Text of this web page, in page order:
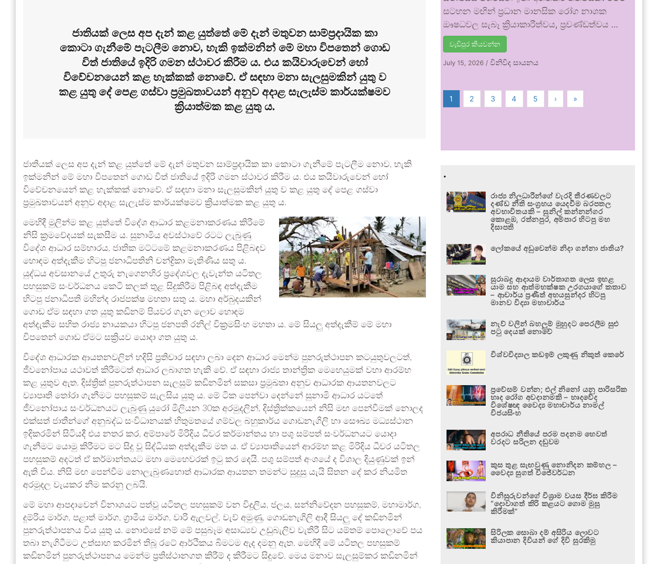
ජාතියක් ලෙස අප දැන් කළ යුත්තේ මේ දැන් මතුවන සාම්ප්‍රදායික කා
කොටා ගැනීමේ පැටලීම නොව, හැකි ඉක්මනින් මේ මහා විපතෙන් ගොඩ
විත් ජාතියේ ඉදිරි ගමන ස්ථාවර කිරීම ය. එය කයිවාරුවෙන් හෝ
විවේචනයෙන් කළ හැක්කක් නොවේ. ඒ සඳහා මනා සැලසුමකින් යුතු ව
කළ යුතු දේ පෙළ ගස්වා ප්‍රමුඛතාවයන් අනුව අදාළ සැලැස්ම කාර්යක්ෂමව
ක්‍රියාත්මක කළ යුතු ය.
ජාතියක් ලෙස අප දැන් කළ යුත්තේ මේ දැන් මතුවන සාම්ප්‍රදායික කා කොටා ගැනීමේ පැටලීම නොව, හැකි
ඉක්මනින් මේ මහා විපතෙන් ගොඩ විත් ජාතියේ ඉදිරි ගමන ස්ථාවර කිරීම ය. එය කයිවාරුවෙන් හෝ
විවේචනයෙන් කළ හැක්කක් නොවේ. ඒ සඳහා මනා සැලසුමකින් යුතු ව කළ යුතු දේ පෙළ ගස්වා
ප්‍රමුඛතාවයන් අනුව අදාළ සැලැස්ම කාර්යක්ෂමව ක්‍රියාත්මක කළ යුතු ය.
මෙහිදී මුලින්ම කළ යුත්තේ විදේශ ආධාර කළමනාකරණය කිරීමේ
නිසි ක්‍රමවේදයක් සැකසීම ය. සුනාමිය අවස්ථාවේ රටට ලැබුණු
විදේශ ආධාර සම්භාරය, ජාතික මට්ටමේ කළමනාකරණය පිළිබඳව
හොඳම අත්දැකීම හිටපු ජනාධිපතිනි චන්ද්‍රිකා මැතිණිය සතු ය.
යුද්ධය අවසානයේ උතුරු නැගෙනහිර ප්‍රදේශවල දැවැන්ත යටිතල
පහසුකම් සංවර්ධනය කෙටි කලක් තුළ සිදුකිරීම පිළිබඳ අත්දැකීම
හිටපු ජනාධිපති මහින්ද රාජපක්ෂ මහතා සතු ය. මහා අර්බුදයකින්
ගොඩ ඒම සඳහා ගත යුතු කඩිනම් පියවර ගැන ලොව හොඳම
අත්දැකීම සහිත රාජ්‍ය නායකයා හිටපු ජනපති රනිල් වික්‍රමසිංහ මහතා ය. මේ සියලු අත්දැකීම් මේ මහා
විපතෙන් ගොඩ ඒමට සක්‍රියව යොදා ගත යුතු ය.
විදේශ ආධාරක ආයතනවලින් හදිසි ප්‍රතිචාර සඳහා ලබා දෙන ආධාර මෙන්ම පුනරුත්ථාපන කටයුතුවලටත්,
ජීවනෝපාය යථාවත් කිරීමටත් ආධාර ලබාගත හැකි වේ. ඒ සඳහා රාජ්‍ය තාන්ත්‍රික මෙහෙයුමක් වහා ආරම්භ
කළ යුතුව ඇත. දිස්ත්‍රික් පුනරුත්ථාපන සැලසුම් කඩිනමින් සකසා ප්‍රමුඛතා අනුව ආධාරක ආයතනවලට
ව්‍යාපෘති තෝරා ගැනීමට පහසුකම් සැලසිය යුතු ය. මේ ටික පෙන්වා දෙන්නේ සුනාමි ආධාර යටතේ
ජීවනෝපාය සංවර්ධනයට ලැබුණු යුරෝ මිලියන 30ක අරමුදලින්, දිස්ත්‍රික්කයෙන් නිසි මඟ පෙන්වීමක් නොලද
එක්සත් ජාතීන්ගේ අනුබද්ධ සංවිධානයක් හිතුමතයේ ගම්වල බහුකාර්ය ගොඩනැගිලි හා සෞඛ්‍ය මධ්‍යස්ථාන
ඉදිකරමින් සිටියදී එය නතර කර, අම්පාරේ මිරිදිය ධීවර කර්මාන්තය හා පශු සම්පත් සංවර්ධනයට යොදා
ගැනීමට යොමු කිරීමට මට සිදු වූ සිද්ධියක අත්දැකීම මත ය. ඒ ව්‍යාපෘතියෙන් ආරම්භ කළ මිරිදිය ධීවර යටිතල
පහසුකම් අදටත් ඒ කර්මාන්තයට මහා මෙහෙවරක් ඉටු කර දෙයි. පශු සම්පත් අංශයේ ද විශාල දියුණුවක් ඉන්
ඇති විය. නිසි මඟ පෙන්වීම නොලැබුණහොත් ආධාරක ආයතන තමන්ට සුදුසු යැයි සිතන දේ කර නියමිත
අරමුදල වැයකර නිම කරනු ලබයි.
මේ මහා ආපදාවෙන් විනාශයට පත්වූ යටිතල පහසුකම් වන විදුලිය, ජලය, සන්නිවේදන පහසුකම්, මහාමාර්ග,
දුම්රිය මාර්ග, පළාත් මාර්ග, ග්‍රාමීය මාර්ග, වාරි ඇලවල්, වැව් අමුණු, ගොඩනැගිලි ආදී සියලු දේ කඩිනමින්
පුනරුත්ථාපනය විය යුතු ය. නොඑසේ නම් මේ පසුබෑම අසාධ්‍යව උඩුබැලිව වැතිරී සිට යම්තම් පොලොවේ පය
තබා නැගිටීමට උත්සාහ කරමින් තිබූ රටේ ආර්ථිකය බිමටම ඇද දමනු ඇත. මෙහිදී මේ යටිතල පහසුකම්
කඩිනමින් පුනරුත්ථාපනය මෙන්ම ප්‍රතිස්ථානගත කිරීම් ද කිරීමට සිදුවේ. මෙය මනාව සැලසුම්කර කඩිනමින්
සටහන මඟින් ප්‍රධාන මානසික රෝග නාශක
ඖෂධවල සැබෑ ක්‍රියාකාරීත්වය, ප්‍රචණ්ඩත්වය …
වැඩිපුර කියවන්න
July 15, 2026 /විනිවිද සායනය
1 2 3 4 5 › »
.
රාජ්‍ය නිලධාරීන්ගේ වැරදි තීරණවලට
දණ්ඩ නීති සංග්‍රහය යෙදවීම බරපතල
අවභාවිතයකි – සුනිල් කන්නන්ගර
කොළඹ, රත්නපුර, අම්පාර හිටපු මහ
දිසාපති
ලෝකයේ අඩුවෙන්ම නිදා ගන්නා ජාතිය?
සුරාබදු ආදායම වාර්තාගත ලෙස ඉහළ
යාම සහ ආත්මභක්ෂක උරගයාගේ කතාව
– ආචාර්ය ප්‍රණීත් අභයසුන්දර හිටපු
මානව විද්‍යා මහාචාර්ය
නැව් වලින් බහලුම් මුහුදට පෙරලීම සුළු
පටු දෙයක් නොවේ
විශ්වවිද්‍යාල කඩඉම් ලකුණු නිකුත් කෙරේ
ප්‍රවේසම් වන්න; එල් නිනෝ යනු පාරිසරික
හෘද රෝග අවදානමකි – හෘදවේද
විශේෂඥ වෛද්‍ය මහාචාර්ය නාමල්
විජයසිංහ
අපරාධ නීතියේ පරම පදනම හෙවත්
වරදට සරිලන දඬුවම
කුස තුළ සැඟවුණු නොනිදන කම්හල –
වෛද්‍ය සුගත් විජේවර්ධන
විනිසුරුවන්ගේ විශ්‍රාම වයස දීර්ඝ කිරීම
“දොවාගත් කිරි කළයට ගොම මුසු
කිරීමක්”
සිරිලක සොබා දම් අසිරිය ලොවට
කියාපාන දිවියන් ගේ දිවි සුරකිමු